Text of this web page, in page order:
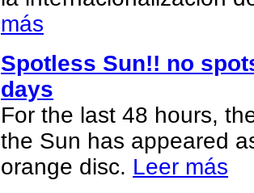
más
Spotless Sun!! no
days
For the last 48 hours,
the Sun has appeared
orange disc. Leer más